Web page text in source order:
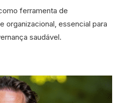
ferramenta de
organizacional, essencial para
saudável.